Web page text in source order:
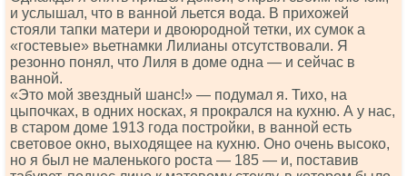
и услышал, что в ванной льется вода. В прихожей
стояли тапки матери и двоюродной тетки, их сумок а
«гостевые» вьетнамки Лилианы отсутствовали. Я
резонно понял, что Лиля в доме одна — и сейчас в
ванной.
«Это мой звездный шанс!» — подумал я. Тихо, на
цыпочках, в одних носках, я прокрался на кухню. А у нас,
в старом доме 1913 года постройки, в ванной есть
световое окно, выходящее на кухню. Оно очень высоко,
но я был не маленького роста — 185 — и, поставив